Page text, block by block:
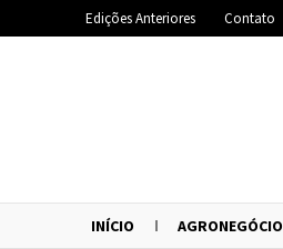
Edições Anteriores Contato
INÍCIO AGRONEGÓCIO